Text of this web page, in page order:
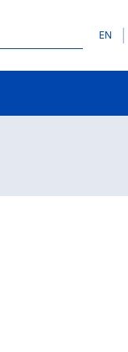
Lingue
EN